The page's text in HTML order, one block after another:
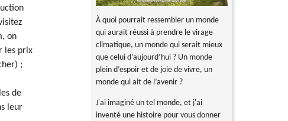
on
les prix
;
de
leur
À quoi pourrait ressembler un monde
qui aurait réussi à prendre le virage
climatique, un monde qui serait mieux
que celui d’aujourd’hui ? Un monde
plein d’espoir et de joie de vivre, un
monde qui ait de l’avenir ?
J'ai imaginé un tel monde, et j'ai
inventé une histoire pour vous donner